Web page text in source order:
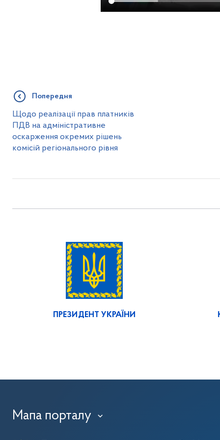
Попередня
Щодо реалізації прав платників
ПДВ на адміністративне
оскарження окремих рішень
комісій регіонального рівня
ПРЕЗИДЕНТ УКРАЇНИ
Мапа порталу ›